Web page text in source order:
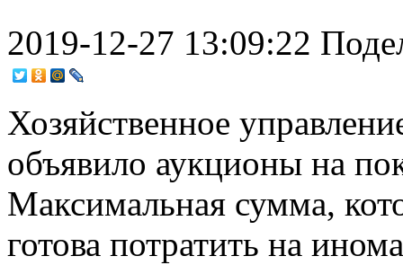
2019-12-27 13:09:22
Хозяйственное
объявило аукционы на
Максимальная сумма,
готова потратить на